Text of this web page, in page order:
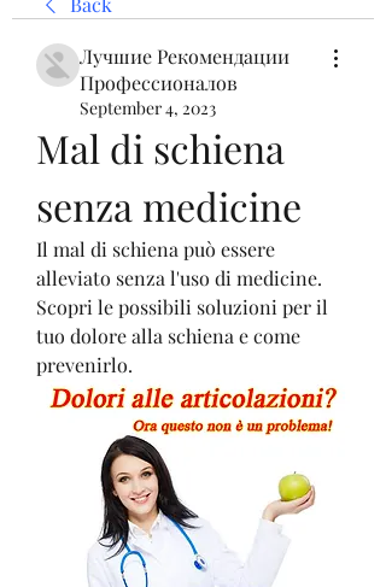
Лучшие Рекомендации
Профессионалов
September 4, 2023
Mal di schiena
senza medicine
Il mal di schiena può essere
alleviato senza l'uso di medicine.
Scopri le possibili soluzioni per il
tuo dolore alla schiena e come
prevenirlo.